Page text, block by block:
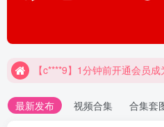
【c****9】1分钟前开通会员
最新发布 视频合集 合集套